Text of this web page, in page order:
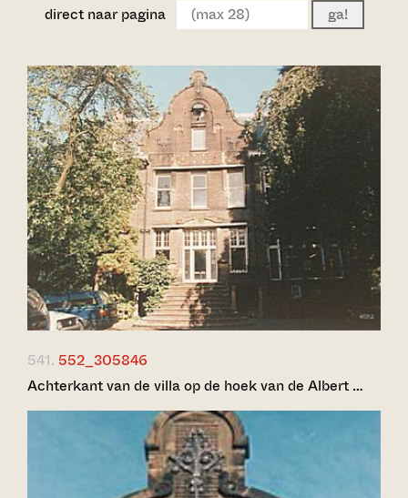
direct naar pagina ga!
541. 552_305846
Achterkant van de villa op de hoek van de Albert …